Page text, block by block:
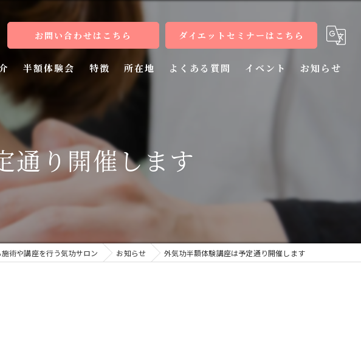
お問い合わせはこちら ダイエットセミナーはこちら
半額体験会 特徴
病気
教室
所在地 よくある質問 イベント お知らせ
通り開催します
術や講座を行う気功サロン お知らせ 外気功半額体験講座は予定通り開催します